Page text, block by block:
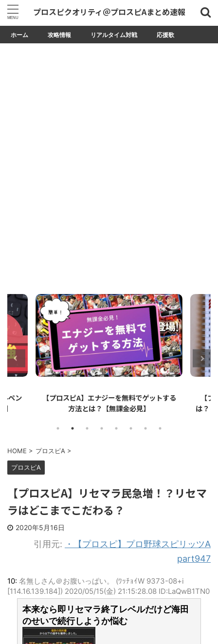
プロスピクオリティ＠プロスピAまとめ速報
ホーム 攻略情報 リアルタイム対戦 応援歌
A】エナジーを無料でゲットする
法とは？【無課金必見】
【プロスピA】ペーパーラ
は？リアタイでのメリット
HOME > プロスピA >
プロスピA
【プロスピA】リセマラ民急増！？リセマ
ラはどこまでこだわる？
2020年5月16日
引用元: ・【プロスピ】プロ野球スピリッツA
part947
10: 名無しさん＠お腹いっぱい。 (ﾜｯﾁｮｲW 9373-08+i
[114.16.139.184]) 2020/05/15(金) 21:15:28.08 ID:LaQwB1TN0
本来なら即リセマラ終了レベルだけど海田
のせいで続行しようか悩む